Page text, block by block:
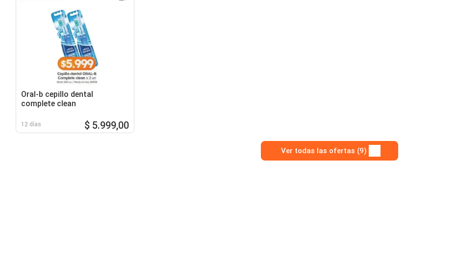
Oral-b cepillo dental
complete clean
12 días $ 5.999,00
Ver todas las ofertas (9)